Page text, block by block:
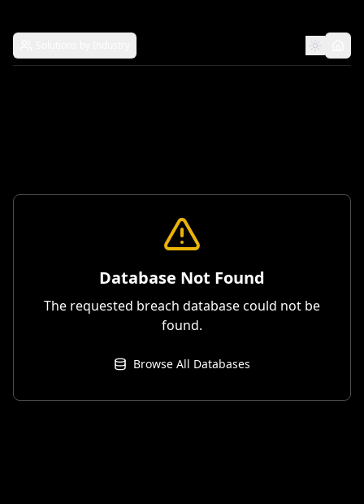
Database Not Found
The requested breach database could not be
found.
Browse All Databases